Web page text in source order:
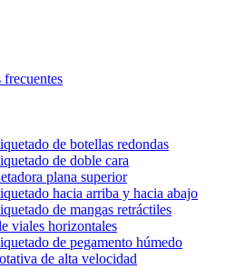
frecuentes
de botellas redondas
de doble cara
plana superior
hacia arriba y hacia abajo
de mangas retráctiles
viales horizontales
de pegamento húmedo
de alta velocidad